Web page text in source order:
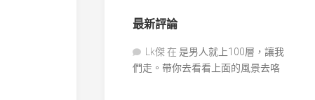
最新評論
Lk傑在 是男人就上100層，讓我
們走。帶你去看看上面的風景去咯